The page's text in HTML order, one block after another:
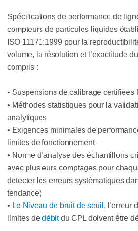
Spécifications de performance de
compteurs de particules liquides
ISO 11171:1999 pour la
volume, la résolution et l’exactitude
compris :
• Suspensions de calibrage certifiées
• Méthodes statistiques pour la
analytiques
• Exigences minimales de
limites de fonctionnement
• Norme d’analyse des échantillons
avec plusieurs comptages pour
détecter les erreurs systématiques
tendance)
• Le Niveau de bruit de seuil , l’erreur
limites de débitdu CPL doivent être